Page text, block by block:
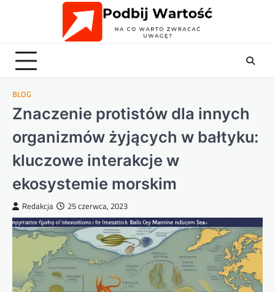
BLOG
Znaczenie protistów dla innych
organizmów żyjących w bałtyku:
kluczowe interakcje w
ekosystemie morskim
Redakcja 25 czerwca, 2023